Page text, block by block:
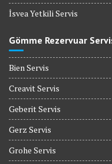
İsvea Yetkili Servis
Gömme Rezervuar
Bien Servis
Creavit Servis
Geberit Servis
Gerz Servis
Grohe Servis